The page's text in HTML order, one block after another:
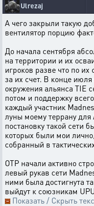
Ulrezaj
А чего закрыли такую
вентилятор порцию
До начала сентября
на территории и их
игроков разве что по их
за их счет. В конце
окружения альянса TIE
потом и поддержку
каждый участник
луны моему террану
постановку такой сети
которых были мои
собранный в
ОТР начали активно
левый рукав сети
ними была достигнута
выйдут к союзникам
Показать / Скрыть